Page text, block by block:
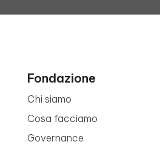
Fondazione
Chi siamo
Cosa facciamo
Governance